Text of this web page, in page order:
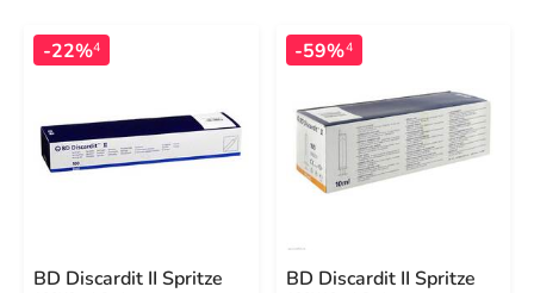
-22%4
BD Discardit II Spritze
-59%4
BD Discardit II Spritze